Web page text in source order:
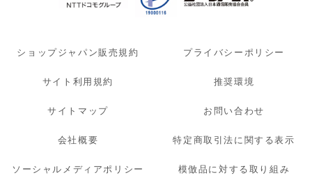
ショップジャパン販売規約 プライバシーポリシー
サイト利用規約 推奨環境
サイトマップ お問い合わせ
会社概要 特定商取引法に関する表示
ソーシャルメディアポリシー 模倣品に対する取り組み